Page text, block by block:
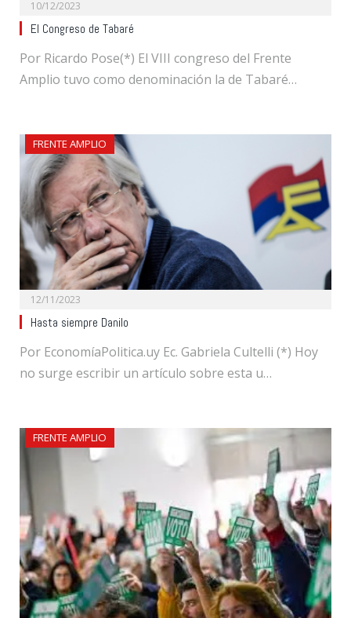
10/12/2023
El Congreso de Tabaré
Por Ricardo Pose(*) El VIII congreso del Frente
Amplio tuvo como denominación la de Tabaré…
FRENTE AMPLIO
12/11/2023
Hasta siempre Danilo
Por EconomíaPolitica.uy Ec. Gabriela Cultelli (*) Hoy
no surge escribir un artículo sobre esta u…
FRENTE AMPLIO